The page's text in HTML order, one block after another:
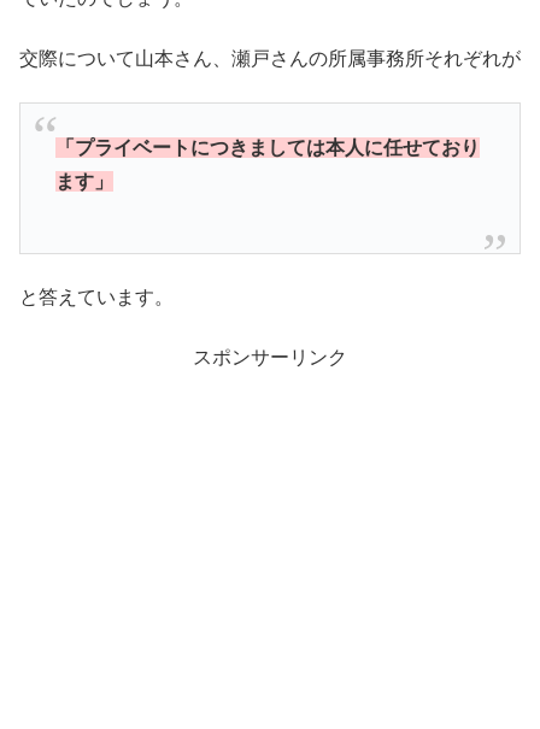
交際について山本さん、瀬戸さんの所属事務所それぞれが
「プライベートにつきましては本人に任せており
ます」
と答えています。
スポンサーリンク